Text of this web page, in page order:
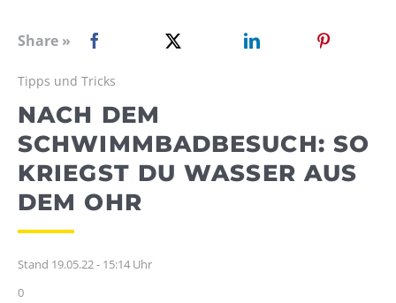
Share »
Tipps und Tricks
NACH DEM
SCHWIMMBADBESUCH: SO
KRIEGST DU WASSER AUS
DEM OHR
Stand 19.05.22 - 15:14 Uhr
0